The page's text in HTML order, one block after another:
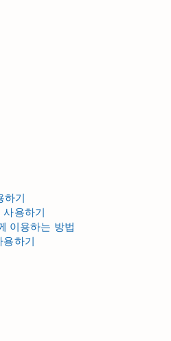
기
용하기
이용하는 방법
하기